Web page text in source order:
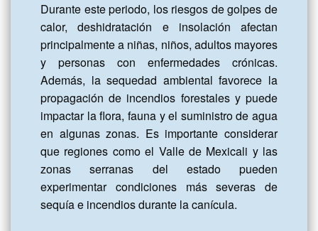
Durante este periodo, los riesgos de golpes de
calor, deshidratación e insolación afectan
principalmente a niñas, niños, adultos mayores
y personas con enfermedades crónicas.
Además, la sequedad ambiental favorece la
propagación de incendios forestales y puede
impactar la flora, fauna y el suministro de agua
en algunas zonas. Es importante considerar
que regiones como el Valle de Mexicali y las
zonas serranas del estado pueden
experimentar condiciones más severas de
sequía e incendios durante la canícula.